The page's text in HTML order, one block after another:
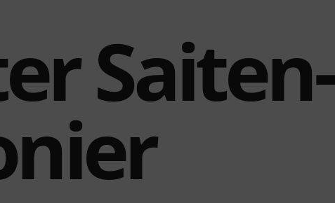
Saiten-